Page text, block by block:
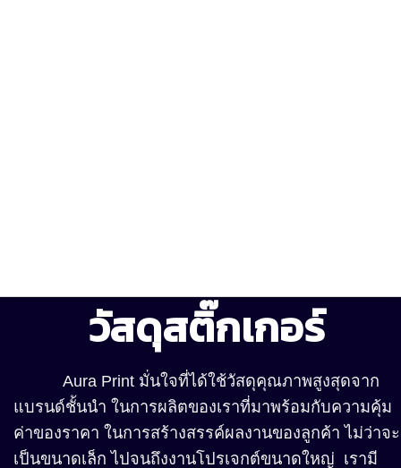
วัสดุสติ๊กเกอร์
Aura Print มั่นใจที่ได้ใช้วัสดุคุณภาพสูงสุดจาก
แบรนด์ชั้นนำ ในการผลิตของเราที่มาพร้อมกับความคุ้ม
ค่าของราคา ในการสร้างสรรค์ผลงานของลูกค้า ไม่ว่าจะ
เป็นขนาดเล็ก ไปจนถึงงานโปรเจกต์ขนาดใหญ่ เรามี